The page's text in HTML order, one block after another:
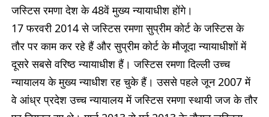
जस्टिस रमणा देश के 48वें मुख्य न्यायाधीश होंगे।
17 फरवरी 2014 से जस्टिस रमणा सुप्रीम कोर्ट के जस्टिस के
तौर पर काम कर रहे हैं और सुप्रीम कोर्ट के मौजूदा न्यायाधीशों में
दूसरे सबसे वरिष्ठ न्यायाधीश हैं। जस्टिस रमणा दिल्ली उच्च
न्यायालय के मुख्य न्याधीश रह चुके हैं। उससे पहले जून 2007 में
वे आंध्र प्रदेश उच्च न्यायालय में जस्टिस रमणा स्थायी जज के तौर